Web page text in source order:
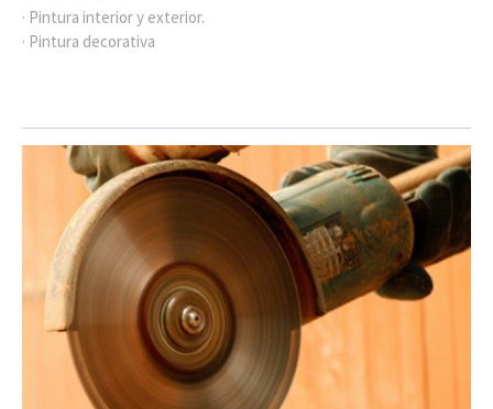
· Pintura interior y exterior.
· Pintura decorativa